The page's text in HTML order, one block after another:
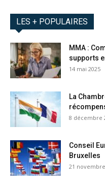
LES + POPULAIRES
MMA :
supports
14 mai 2025
La
8 décembre
Conseil
Bruxelles
21